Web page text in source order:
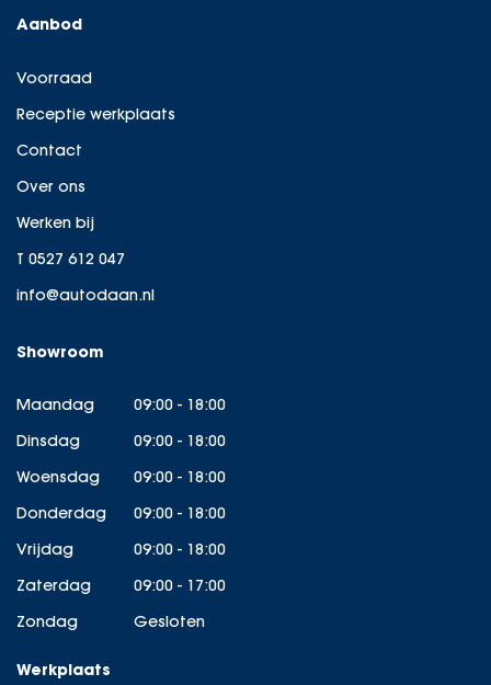
Aanbod
Voorraad
Receptie werkplaats
Contact
Over ons
Werken bij
T 0527 612 047
info@autodaan.nl
Showroom
Maandag
09:00 - 18:00
Dinsdag
09:00 - 18:00
Woensdag
09:00 - 18:00
Donderdag
09:00 - 18:00
Vrijdag
09:00 - 18:00
Zaterdag
09:00 - 17:00
Zondag
Gesloten
Werkplaats